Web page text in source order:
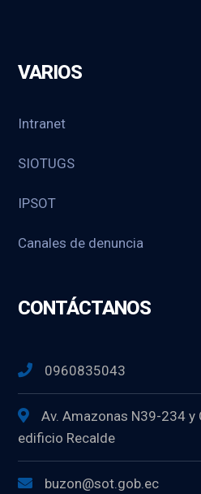
VARIOS
Intranet
SIOTUGS
IPSOT
Canales de denuncia
CONTÁCTANOS
0960835043
Av. Amazonas N39-234 y
edificio Recalde
buzon@sot.gob.ec